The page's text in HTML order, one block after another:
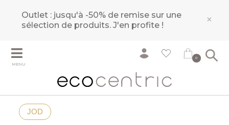
Outlet : jusqu'à -50% de remise sur une
sélection de produits.J'en profite ! ×
MENU
0
JOD